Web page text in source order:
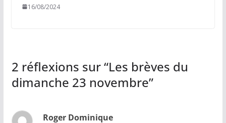
16/08/2024
2 réflexions sur “Les brèves du
dimanche 23 novembre”
Roger Dominique